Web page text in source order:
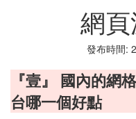
網
發布時間:
『壹』 國內的網
台哪一個好點